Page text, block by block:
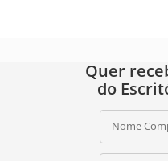
Quer
do
Nome